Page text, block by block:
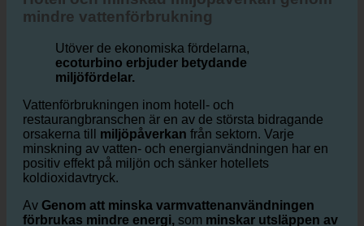
3. Hotell och minskad miljöpåverkan
Hotell och minskad miljöpåverkan genom
mindre vattenförbrukning
Utöver de ekonomiska fördelarna,
ecoturbino erbjuder betydande
miljöfördelar.
Vattenförbrukningen inom hotell- och
restaurangbranschen är en av de största bidragande
orsakerna tillmiljöpåverkan
minskning av vatten- och energianvändningen har en
positiv effekt på miljön och sänker hotellets
koldioxidavtryck.